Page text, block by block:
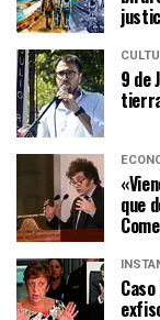
9 de
que